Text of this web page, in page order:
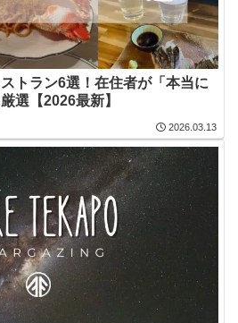
トラン6選！在住者が「本当に
選【2026最新】
2026.03.13